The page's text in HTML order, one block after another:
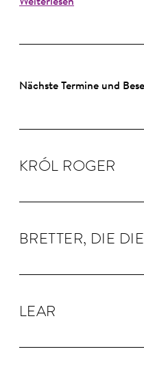
Nächste Termine und
KRÓL RO­GER
BRETTER, DIE
LEAR